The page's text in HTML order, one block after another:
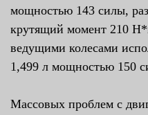
мощностью 143 силы,
крутящий момент 210
ведущими колесами
1,499 л мощностью 150
Массовых проблем с